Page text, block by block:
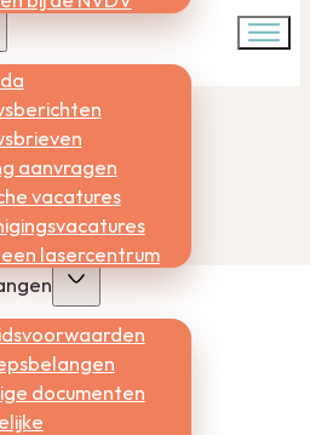
aanvragen
vacatures
lasercentrum
documenten